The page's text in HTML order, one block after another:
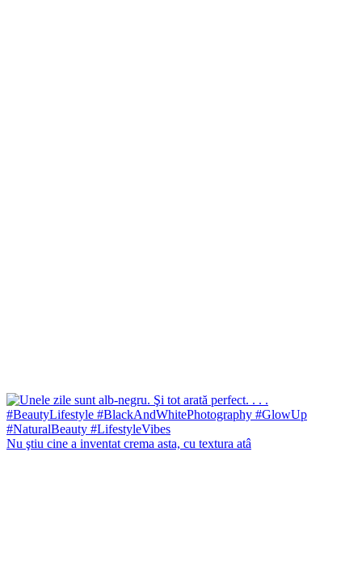
Nu ştiu cine a inventat crema asta, cu textura atâ